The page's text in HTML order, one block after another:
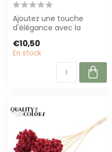
Ajoutez une touche
d'élégance avec la
lilas sur tige. Parfa...
€10,50
En stock